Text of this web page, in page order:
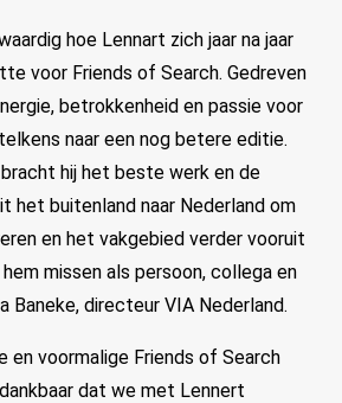
hoe Lennart zich jaar na jaar
voor Friends of Search. Gedreven
betrokkenheid en passie voor
naar een nog betere editie.
hij het beste werk en de
het buitenland naar Nederland om
en het vakgebied verder vooruit
missen als persoon, collega en
Baneke, directeur VIA Nederland.
en voormalige Friends of Search
dat we met Lennert